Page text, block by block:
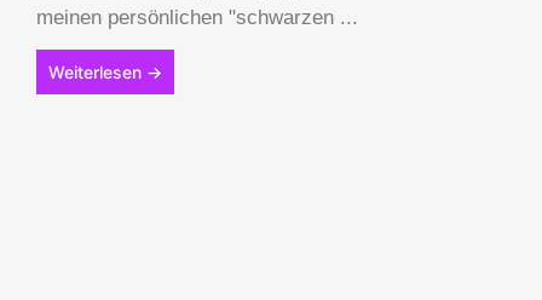
meinen persönlichen "schwarzen ...
Weiterlesen →